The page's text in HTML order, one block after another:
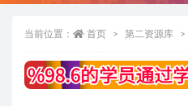
当前位置： 首页 第二资源库